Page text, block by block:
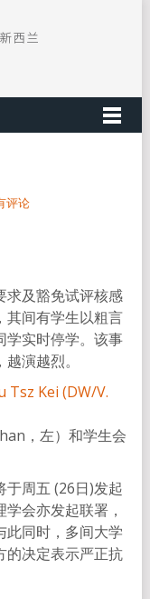
评论
求及豁免试评核感
其间有学生以粗言
学实时停学。该事
演越烈。
，左）和学生会
于周五 (26日)发起
会亦发起联署，
此同时，多间大学
的决定表示严正抗